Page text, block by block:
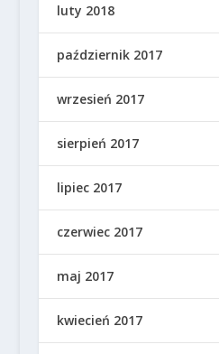
luty 2018
październik 2017
wrzesień 2017
sierpień 2017
lipiec 2017
czerwiec 2017
maj 2017
kwiecień 2017